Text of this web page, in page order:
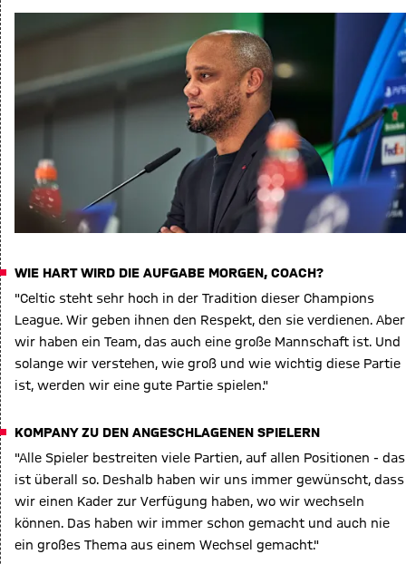
WIE HART WIRD DIE AUFGABE MORGEN, COACH?
"Celtic steht sehr hoch in der Tradition dieser Champions
League. Wir geben ihnen den Respekt, den sie verdienen. Aber
wir haben ein Team, das auch eine große Mannschaft ist. Und
solange wir verstehen, wie groß und wie wichtig diese Partie
ist, werden wir eine gute Partie spielen."
KOMPANY ZU DEN ANGESCHLAGENEN SPIELERN
"Alle Spieler bestreiten viele Partien, auf allen Positionen - das
ist überall so. Deshalb haben wir uns immer gewünscht, dass
wir einen Kader zur Verfügung haben, wo wir wechseln
können. Das haben wir immer schon gemacht und auch nie
ein großes Thema aus einem Wechsel gemacht."